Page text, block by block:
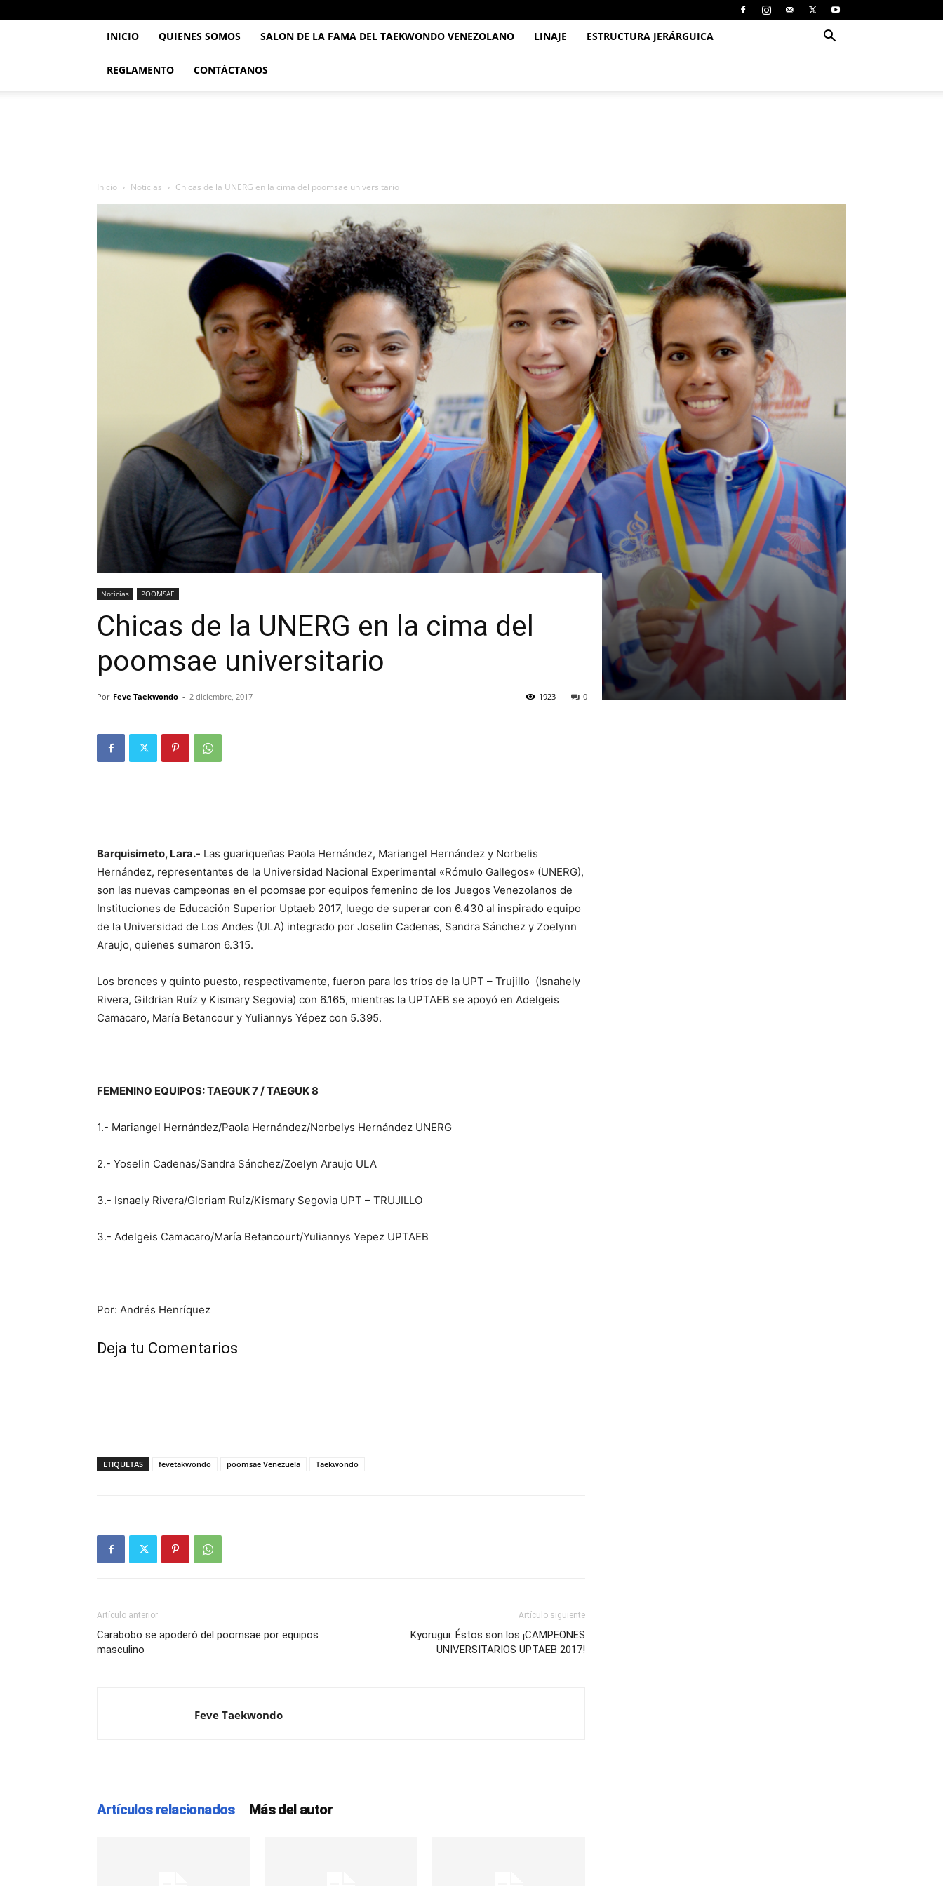
INICIO QUIENES SOMOS SALON DE LA FAMA DEL TAEKWONDO VENEZOLANO LINAJE ESTRUCTURA JERÁRGUICA
REGLAMENTO CONTÁCTANOS
Inicio Noticias Chicas de la UNERG en la cima del poomsae universitario
Noticias POOMSAE
Chicas de la UNERG en la cima del
poomsae universitario
Por Feve Taekwondo - 2 diciembre, 2017 0
1923
Barquisimeto, Lara.- Las guariqueñas Paola Hernández, Mariangel Hernández y Norbelis
Hernández, representantes de la Universidad Nacional Experimental «Rómulo Gallegos» (UNERG),
son las nuevas campeonas en el poomsae por equipos femenino de los Juegos Venezolanos de
Instituciones de Educación Superior Uptaeb 2017, luego de superar con 6.430 al inspirado equipo
de la Universidad de Los Andes (ULA) integrado por Joselin Cadenas, Sandra Sánchez y Zoelynn
Araujo, quienes sumaron 6.315.
Los bronces y quinto puesto, respectivamente, fueron para los tríos de la UPT – Trujillo (Isnahely
Rivera, Gildrian Ruíz y Kismary Segovia) con 6.165, mientras la UPTAEB se apoyó en Adelgeis
Camacaro, María Betancour y Yuliannys Yépez con 5.395.
FEMENINO EQUIPOS: TAEGUK 7 / TAEGUK 8
1.- Mariangel Hernández/Paola Hernández/Norbelys Hernández UNERG
2.- Yoselin Cadenas/Sandra Sánchez/Zoelyn Araujo ULA
3.- Isnaely Rivera/Gloriam Ruíz/Kismary Segovia UPT – TRUJILLO
3.- Adelgeis Camacaro/María Betancourt/Yuliannys Yepez UPTAEB
Por: Andrés Henríquez
Deja tu Comentarios
ETIQUETAS fevetakwondo poomsae Venezuela Taekwondo
Artículo anterior
Carabobo se apoderó del poomsae por equipos
masculino
Artículo siguiente
Kyorugui: Éstos son los ¡CAMPEONES
UNIVERSITARIOS UPTAEB 2017!
Feve Taekwondo
Artículos relacionados Más del autor